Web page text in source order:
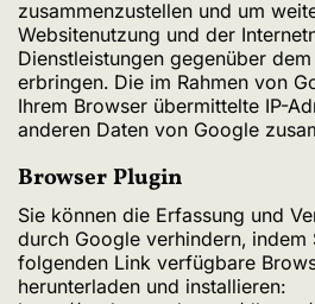
zusammenzustellen und um
Websitenutzung und der
Dienstleistungen gegenüber
erbringen. Die im Rahmen von
Ihrem Browser übermittelte IP-
anderen Daten von Google
Browser Plugin
Sie können die Erfassung und
durch Google verhindern, indem
folgenden Link verfügbare
herunterladen und installieren: